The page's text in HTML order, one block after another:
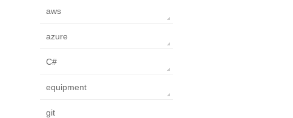
aws
azure
C#
equipment
git